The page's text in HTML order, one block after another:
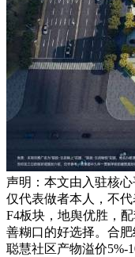
声明：本文由入驻核
仅代表做者本人，不
F4板块，地舆优胜，
善糊口的好选择。合
聪慧社区产物溢价5%-